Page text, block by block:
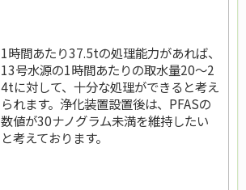
1時間あたり37.5tの処理能力があれば、
13号水源の1時間あたりの取水量20～2
4tに対して、十分な処理ができると考え
られます。浄化装置設置後は、PFASの
数値が30ナノグラム未満を維持したい
と考えております。